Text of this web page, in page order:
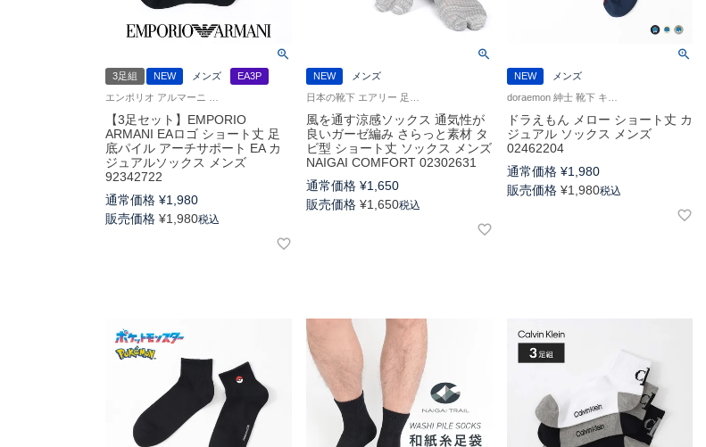
3足組 NEW メンズ
EA3P
【3足セット】EMPORIO
ARMANI EAロゴ ショート丈 足
底パイル アーチサポート EA カ
ジュアルソックス メンズ
92342722
通常価格 ¥1,980
販売価格 ¥1,980税込
NEW
メンズ
風を通す涼感ソックス 通気性が
良いガーゼ編み さらっと素材 タ
ビ型 ショート丈 ソックス メンズ
NAIGAI COMFORT 02302631
通常価格 ¥1,650
販売価格 ¥1,650税込
NEW
メンズ
ドラえもん メロー ショート丈 カ
ジュアル ソックス メンズ
02462204
通常価格 ¥1,980
販売価格 ¥1,980税込